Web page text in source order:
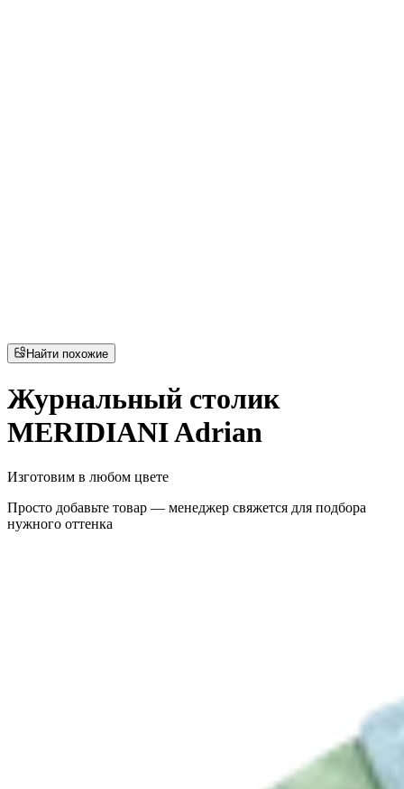
Найти похожие
Журнальный столик
MERIDIANI Adrian
Изготовим в любом цвете
Просто добавьте товар — менеджер свяжется для подбора
нужного оттенка